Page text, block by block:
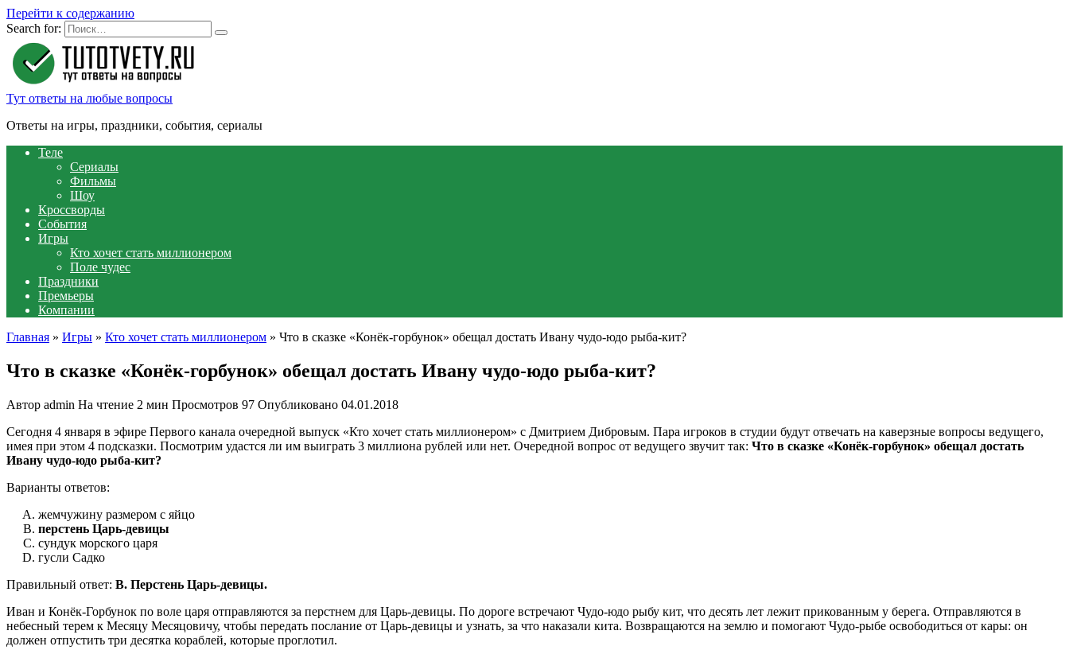
Перейти к содержанию
Search for:
Тут ответы на любые вопросы
Ответы на игры, праздники, события, сериалы
Теле
Сериалы
Фильмы
Шоу
Кроссворды
События
Игры
Кто хочет стать миллионером
Поле чудес
Праздники
Премьеры
Компании
Главная » Игры » Кто хочет стать миллионером » Что в сказке «Конёк-горбунок» обещал достать Ивану чудо-юдо рыба-кит?
Что в сказке «Конёк-горбунок» обещал достать Ивану чудо-юдо рыба-кит?
Автор admin На чтение 2 мин Просмотров 97 Опубликовано 04.01.2018
Сегодня 4 января в эфире Первого канала очередной выпуск «Кто хочет стать миллионером» с Дмитрием Дибровым. Пара игроков в студии будут отвечать на каверзные вопросы ведущего,
имея при этом 4 подсказки. Посмотрим удастся ли им выиграть 3 миллиона рублей или нет. Очередной вопрос от ведущего звучит так: Что в сказке «Конёк-горбунок» обещал достать
Ивану чудо-юдо рыба-кит?
Варианты ответов:
жемчужину размером с яйцо
перстень Царь-девицы
сундук морского царя
гусли Садко
Правильный ответ: B. Перстень Царь-девицы.
Иван и Конёк-Горбунок по воле царя отправляются за перстнем для Царь-девицы. По дороге встречают Чудо-юдо рыбу кит, что десять лет лежит прикованным у берега. Отправляются в
небесный терем к Месяцу Месяцовичу, чтобы передать послание от Царь-девицы и узнать, за что наказали кита. Возвращаются на землю и помогают Чудо-рыбе освободиться от кары: он
должен отпустить три десятка кораблей, которые проглотил.